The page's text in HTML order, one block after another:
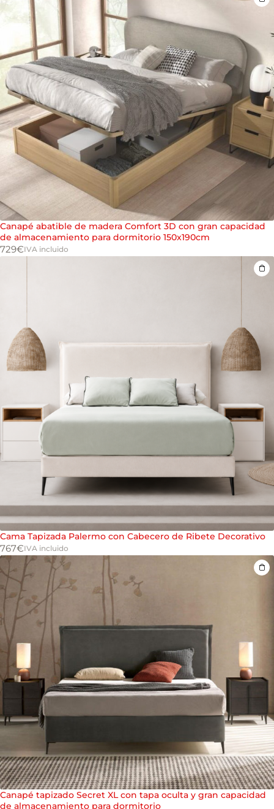
Canapé abatible de madera Comfort 3D con gran capacidad
de almacenamiento para dormitorio 150x190cm
729€IVA incluido
Cama Tapizada Palermo con Cabecero de Ribete Decorativo
767€IVA incluido
Canapé tapizado Secret XL con tapa oculta y gran capacidad
de almacenamiento para dormitorio